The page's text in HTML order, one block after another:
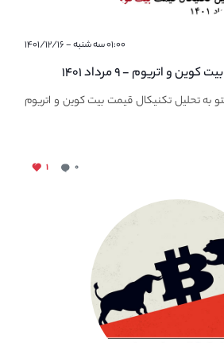
۰۱:۰۰ سه شنبه - ۱۴۰۱/۱۲/۱۶
و اتریوم - ۹ مرداد ۱۴۰۱
به تحلیل تکنیکال قیمت بیت کوین و اتریوم
۰ ۱